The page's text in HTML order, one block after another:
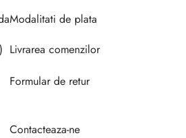
Modalitati de plata
Livrarea comenzilor
Formular de retur
Contacteaza-ne